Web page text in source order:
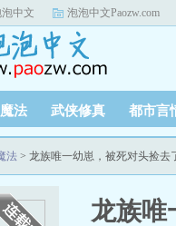
中文 泡泡中文Paozw.com
法 武侠修真 都市言
法 > 龙族唯一幼崽，被死对头捡去
龙族唯